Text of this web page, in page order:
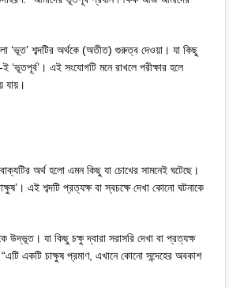
‘ভূত’ শব্দটির অর্থকে (অতীত) গুরুত্ব দেওয়া। যা কিছু
‘ভূতপূর্ব’। এই সংযোগটি মনে রাখলে পরীক্ষার হলে
যায়।
অর্থ হলো এমন কিছু যা চোখের সামনেই ঘটেছে।
এই শব্দটি প্রত্যক্ষ বা স্বচক্ষে দেখা কোনো ঘটনাকে
উদ্ভূত। যা কিছু চক্ষু দ্বারা সরাসরি দেখা বা প্রত্যক্ষ
একটি চাক্ষুষ প্রমাণ, এখানে কোনো সন্দেহের অবকাশ